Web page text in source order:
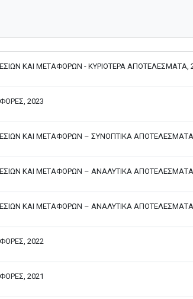
ΚΑΙ ΜΕΤΑΦΟΡΩΝ - ΚΥΡΙΟΤΕΡΑ ΑΠΟΤΕΛΕΣΜΑΤΑ,
2023
ΚΑΙ ΜΕΤΑΦΟΡΩΝ – ΣΥΝΟΠΤΙΚΑ
ΚΑΙ ΜΕΤΑΦΟΡΩΝ – ΑΝΑΛΥΤΙΚΑ
ΚΑΙ ΜΕΤΑΦΟΡΩΝ – ΑΝΑΛΥΤΙΚΑ
2022
2021